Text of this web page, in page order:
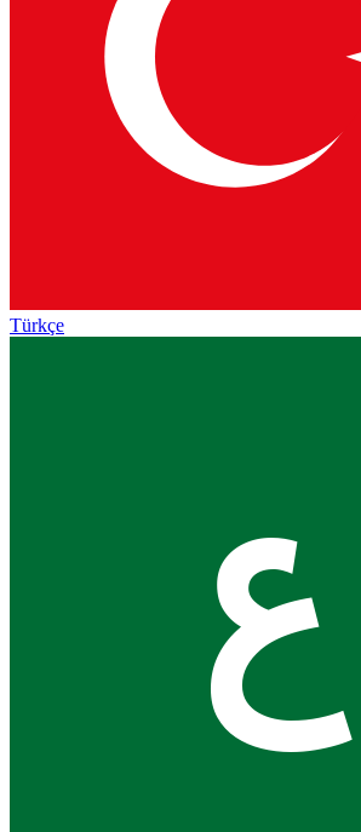
Türkçe
ع